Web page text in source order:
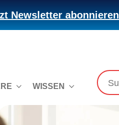
Newsletter abonnieren
WISSEN